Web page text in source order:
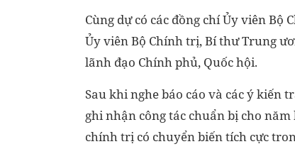
Cùng dự có các đồng chí Ủy viên
Ủy viên Bộ Chính trị, Bí thư Trung
lãnh đạo Chính phủ, Quốc hội.
Sau khi nghe báo cáo và các ý kiến
ghi nhận công tác chuẩn bị cho
chính trị có chuyển biến tích cực